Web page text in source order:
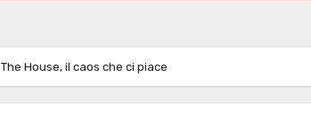
The House, il caos che ci piace